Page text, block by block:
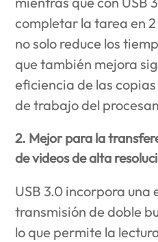
completar la tarea en
no solo reduce los
que también mejora
eficiencia de las
de trabajo del
2. Mejor para la
de videos de alta
USB 3.0 incorpora una
transmisión de doble
lo que permite la